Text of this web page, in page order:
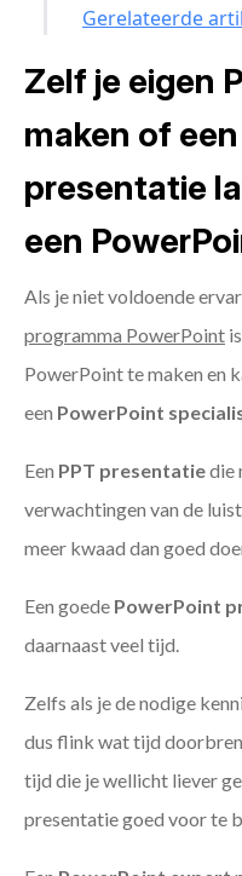
Gerelateerde
Zelf je eigen
maken of
presentatie
een
Als je niet voldoende
programma PowerPoint
PowerPoint te maken en
een PowerPoint
Een PPT presentatiedie
verwachtingen van de
meer kwaad dan goed
Een goede PowerPoint
daarnaast veel tijd.
Zelfs als je de nodige
dus flink wat tijd
tijd die je wellicht liever
presentatie goed voor te